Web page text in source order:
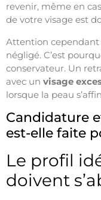
revenir, même en
de votre visage est
Attention cependant
négligé. C’est
conservateur. Un
avec un visage
lorsque la peau
Candidature
est-elle faite
Le profil
doivent